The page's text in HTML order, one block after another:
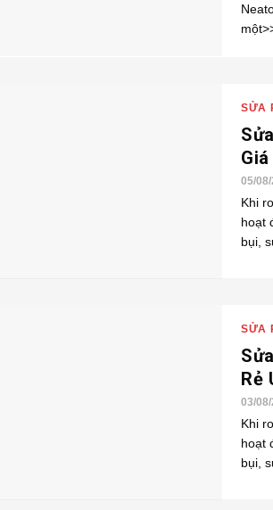
SỬA
05/
Khi
hoạt
bụi,
SỬA
Rẻ
03/
Khi
hoạt
bụi,